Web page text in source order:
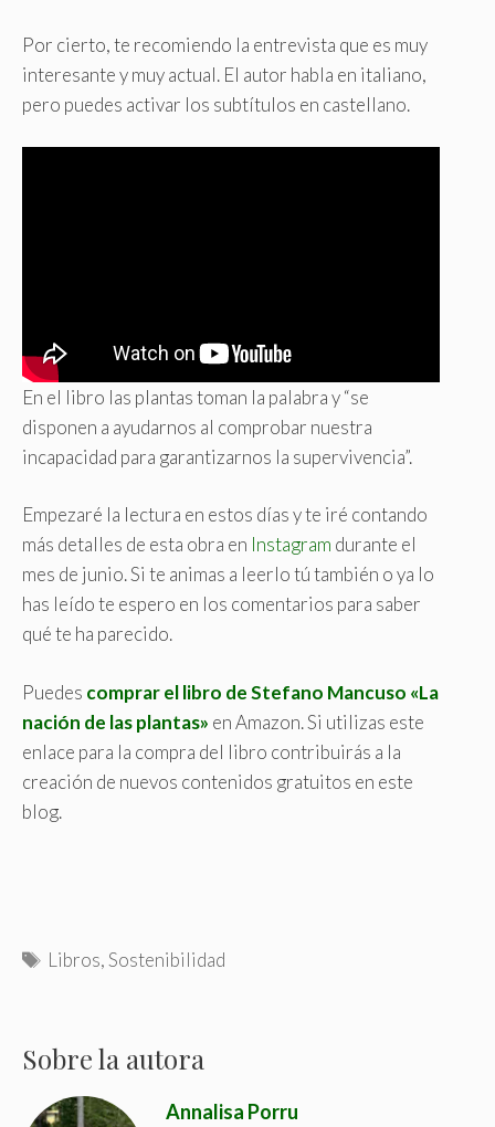
Por cierto, te recomiendo la entrevista que es muy
interesante y muy actual. El autor habla en italiano,
pero puedes activar los subtítulos en castellano.
En el libro las plantas toman la palabra y “se
disponen a ayudarnos al comprobar nuestra
incapacidad para garantizarnos la supervivencia”.
Empezaré la lectura en estos días y te iré contando
más detalles de esta obra en Instagram durante el
mes de junio. Si te animas a leerlo tú también o ya lo
has leído te espero en los comentarios para saber
qué te ha parecido.
Puedes comprar el libro de Stefano Mancuso «La
nación de las plantas» en Amazon. Si utilizas este
enlace para la compra del libro contribuirás a la
creación de nuevos contenidos gratuitos en este
blog.
TLibros,Sostenibilidad
Sobre la autora
Annalisa Porru